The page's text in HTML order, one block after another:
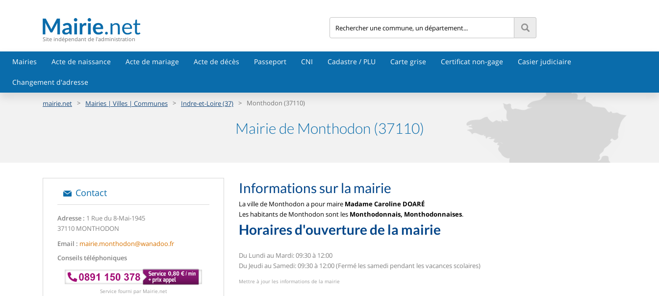
Site indépendant de l'administration
Mairies Acte de naissance Acte de mariage Acte de décès Passeport CNI Cadastre / PLU Carte grise Certificat non-gage Casier judiciaire
Changement d'adresse
mairie.net > Mairies | Villes | Communes > Indre-et-Loire (37) > Monthodon (37110)
Mairie de Monthodon (37110)
Contact
Adresse : 1 Rue du 8-Mai-1945
37110 MONTHODON
Email : mairie.monthodon@wanadoo.fr
Conseils téléphoniques
Service fourni par Mairie.net
Informations sur la mairie
La ville de Monthodon a pour maire Madame Caroline DOARÉ
Les habitants de Monthodon sont les Monthodonnais, Monthodonnaises.
Horaires d'ouverture de la mairie
Du Lundi au Mardi: 09:30 à 12:00
Du Jeudi au Samedi: 09:30 à 12:00 (Fermé les samedi pendant les vacances scolaires)
Mettre à jour les informations de la mairie